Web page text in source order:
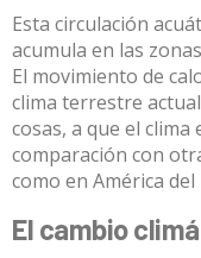
Esta circulación
acumula en las
El movimiento de
clima terrestre
cosas, a que el clima
comparación con
como en América
El cambio